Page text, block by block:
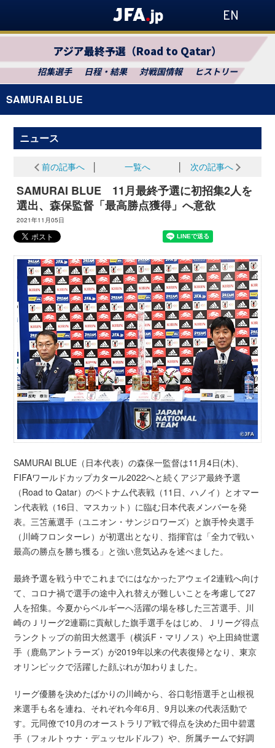
EN
アジア最終予選（Road to Qatar）
招集選手 日程・結果 対戦国情報 ヒストリー
SAMURAI BLUE
ニュース
前の記事へ 一覧へ 次の記事へ
SAMURAI BLUE 11月最終予選に初招集2人を
選出、森保監督「最高勝点獲得」へ意欲
2021年11月05日
SAMURAI BLUE（日本代表）の森保一監督は11月4日(木)、
FIFAワールドカップカタール2022へと続くアジア最終予選
（Road to Qatar）のベトナム代表戦（11日、ハノイ）とオマー
ン代表戦（16日、マスカット）に臨む日本代表メンバーを発
表。三笘薫選手（ユニオン・サンジロワーズ）と旗手怜央選手
（川崎フロンターレ）が初選出となり、指揮官は「全力で戦い
最高の勝点を勝ち獲る」と強い意気込みを述べました。
最終予選を戦う中でこれまでにはなかったアウェイ2連戦へ向け
て、コロナ禍で選手の途中入れ替えが難しいことを考慮して27
人を招集。今夏からベルギーへ活躍の場を移した三苫選手、川
崎のＪリーグ2連覇に貢献した旗手選手をはじめ、Ｊリーグ得点
ランクトップの前田大然選手（横浜F・マリノス）や上田綺世選
手（鹿島アントラーズ）が2019年以来の代表復帰となり、東京
オリンピックで活躍した顔ぶれが加わりました。
リーグ優勝を決めたばかりの川崎から、谷口彰悟選手と山根視
来選手も名を連ね、それぞれ今年6月、9月以来の代表活動で
す。元同僚で10月のオーストラリア戦で得点を決めた田中碧選
手（フォルトゥナ・デュッセルドルフ）や、所属チームで好調